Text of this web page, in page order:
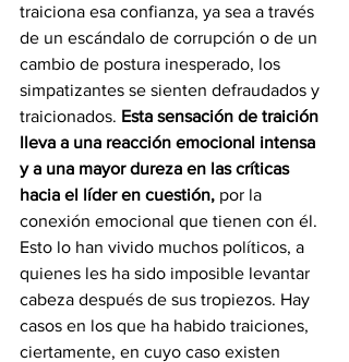
traiciona esa confianza, ya sea a través
de un escándalo de corrupción o de un
cambio de postura inesperado, los
simpatizantes se sienten defraudados y
traicionados. Esta sensación de traición
lleva a una reacción emocional intensa
y a una mayor dureza en las críticas
hacia el líder en cuestión, por la
conexión emocional que tienen con él.
Esto lo han vivido muchos políticos, a
quienes les ha sido imposible levantar
cabeza después de sus tropiezos. Hay
casos en los que ha habido traiciones,
ciertamente, en cuyo caso existen